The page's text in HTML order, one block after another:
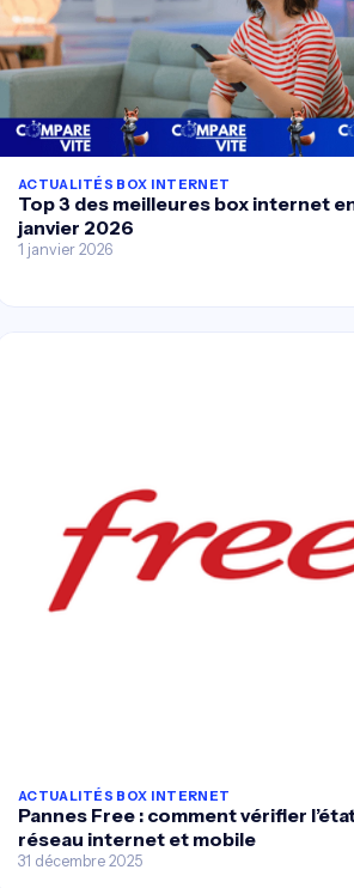
ACTUALITÉS BOX INTERNET
Top 3 des meilleures box internet
janvier 2026
1 janvier 2026
ACTUALITÉS BOX INTERNET
Pannes Free : comment vérifier
réseau internet et mobile
31 décembre 2025